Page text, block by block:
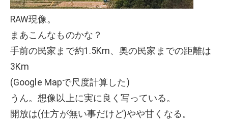
RAW現像。
まあこんなものかな？
手前の民家まで約1.5Km、奥の民家までの距離は
3Km
(Google Mapで尺度計算した)
うん。想像以上に実に良く写っている。
開放は(仕方が無い事だけど)やや甘くなる。